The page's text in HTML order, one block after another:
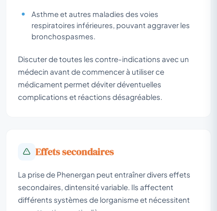
Asthme et autres maladies des voies
respiratoires inférieures, pouvant aggraver les
bronchospasmes.
Discuter de toutes les contre-indications avec un
médecin avant de commencer à utiliser ce
médicament permet déviter déventuelles
complications et réactions désagréables.
Effets secondaires
La prise de Phenergan peut entraîner divers effets
secondaires, dintensité variable. Ils affectent
différents systèmes de lorganisme et nécessitent